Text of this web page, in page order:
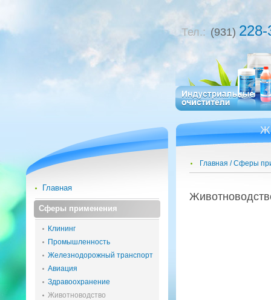
Тел.: (931)
Главная Сферы
Главная
Сферы применения
Клининг
Промышленность
Железнодорожный транспорт
Авиация
Здравоохранение
Животноводство